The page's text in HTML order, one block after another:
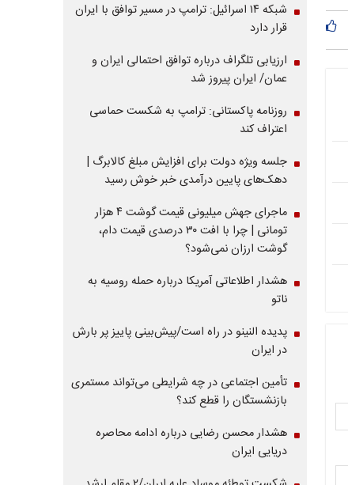
شبکه ۱۴ اسرائیل: ترامپ در مسیر توافق با ایران
قرار دارد
ارزیابی تلگراف درباره توافق احتمالی ایران و
عمان/ ایران پیروز شد
روزنامه پاکستانی: ترامپ به شکست حماسی
اعتراف کند
جلسه ویژه دولت برای افزایش مبلغ کالابرگ |
دهک‌های پایین درآمدی خبر خوش رسید
ماجرای جهش میلیونی قیمت گوشت ۴ هزار
تومانی | چرا با افت ۳۰ درصدی قیمت دام،
گوشت ارزان نمی‌شود؟
هشدار اطلاعاتی آمریکا درباره حمله روسیه به
ناتو
پدیده النینو در راه است/پیش‌بینی پاییز پر بارش
در ایران
تأمین اجتماعی در چه شرایطی می‌تواند مستمری
بازنشستگان را قطع کند؟
هشدار محسن رضایی درباره ادامه محاصره
دریایی ایران